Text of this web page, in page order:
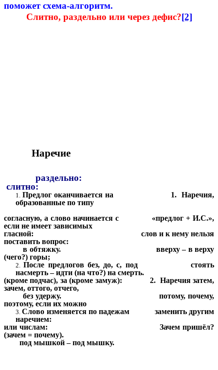
поможет схема-алгоритм.
Слитно, раздельно или через дефис?[2]
Наречие
раздельно:
слитно:
Предлог оканчивается на 1. Наречия,
образованные по типу
согласную, а слово начинается с «предлог + И.С.»,
если не имеет зависимых
гласной: слов и к нему нельзя
поставить вопрос:
в обтяжку. вверху – в верху
(чего?) горы;
После предлогов без, до, с, под стоять
насмерть – идти (на что?) на смерть.
(кроме подчас), за (кроме замуж): 2. Наречия затем,
зачем, оттого, отчего,
без удержу. потому, почему,
поэтому, если их можно
Слово изменяется по падежам заменить другим
наречием:
или числам: Зачем пришёл?
(зачем = почему).
под мышкой – под мышку.